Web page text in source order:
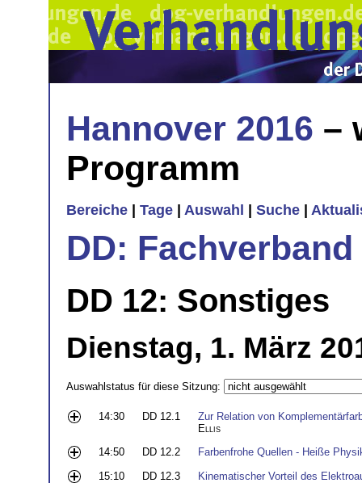
Hannover 2016 –
Programm
Bereiche Tage Auswahl Suche
DD:
DD 12: Sonstiges
Dienstag, 1. März
Auswahlstatus für diese Sitzung:
14:30 DD 12.1
Zur Relation von
Ellis
14:50
DD 12.2
Farbenfrohe Quellen - Heiße
15:10
DD 12.3
Kinematischer Vorteil des